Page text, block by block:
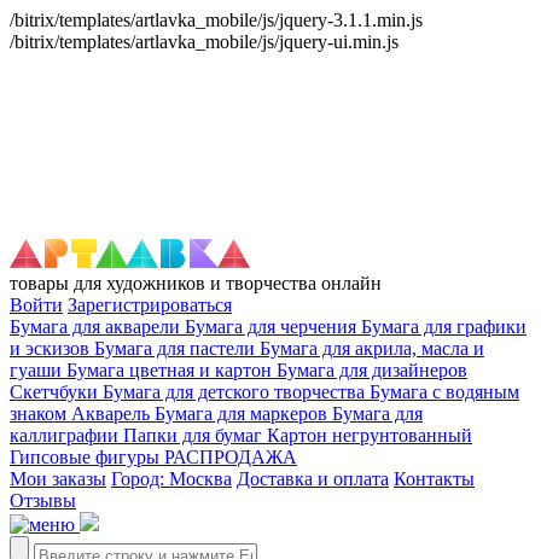
/bitrix/templates/artlavka_mobile/js/jquery-3.1.1.min.js
/bitrix/templates/artlavka_mobile/js/jquery-ui.min.js
товары для художников и творчества онлайн
Войти Зарегистрироваться
Бумага для акварели Бумага для черчения Бумага для графики
и эскизов Бумага для пастели Бумага для акрила, масла и
гуаши Бумага цветная и картон Бумага для дизайнеров
Скетчбуки Бумага для детского творчества Бумага с водяным
знаком Акварель Бумага для маркеров Бумага для
каллиграфии Папки для бумаг Картон негрунтованный
Гипсовые фигуры РАСПРОДАЖА
Мои заказы Город: Москва Доставка и оплата Контакты
Отзывы